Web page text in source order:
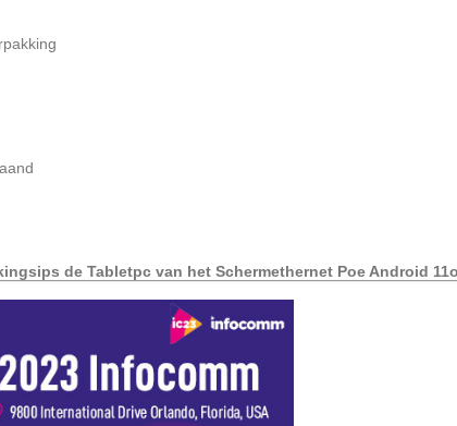
de Tabletpc van het Schermethernet Poe Android